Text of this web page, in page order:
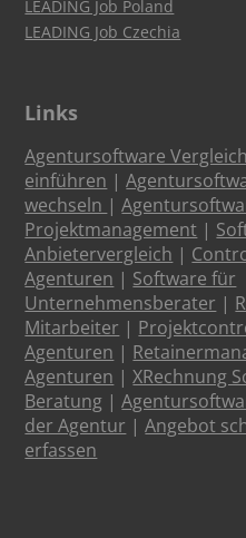
LEADING Job Poland
LEADING Job Czechia
Links
Agentursoftware Vergleich
einführen |
wechseln |
Projektmanagement |
Anbietervergleich |
Agenturen | Software für
Unternehmensberater |
Mitarbeiter |
Agenturen |
Agenturen |XRechnung
Beratung |
der Agentur |Angebot
erfassen